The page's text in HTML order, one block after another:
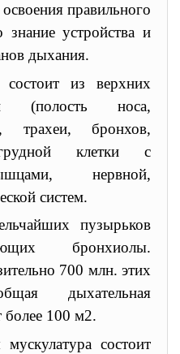
правильного
устройства и
дыхания.
состоит из верхних
(полость носа,
трахеи, бронхов,
клетки с
нервной,
систем.
пузырьков
бронхиолы.
700 млн. этих
дыхательная
более 100 м2.
состоит